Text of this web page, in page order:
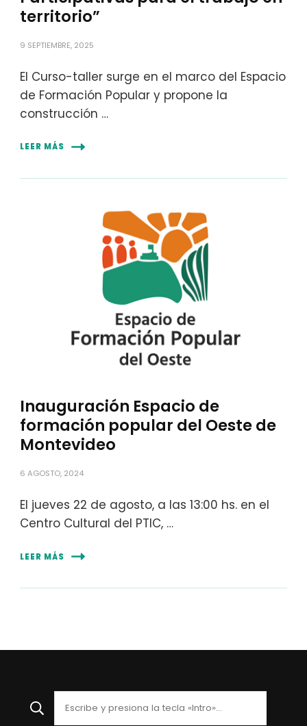
territorio”
9 SEPTIEMBRE, 2025
El Curso-taller surge en el marco del Espacio
de Formación Popular y propone la
construcción …
LEER MÁS
Inauguración Espacio de
formación popular del Oeste de
Montevideo
6 AGOSTO, 2024
El jueves 22 de agosto, a las 13:00 hs. en el
Centro Cultural del PTIC, …
LEER MÁS